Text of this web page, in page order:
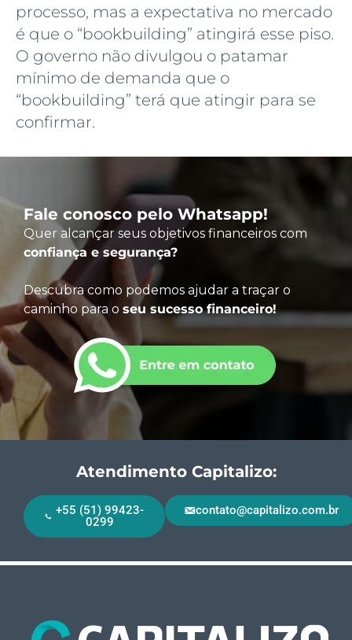
processo, mas a expectativa no mercado
é que o “bookbuilding” atingirá esse piso.
O governo não divulgou o patamar
mínimo de demanda que o
“bookbuilding” terá que atingir para se
confirmar.
Fale conosco pelo Whatsapp!
Quer alcançar seus objetivos financeiros com
confiança e segurança?
Descubra como podemos ajudar a traçar o
caminho para o seu sucesso financeiro!
Atendimento Capitalizo:
+55 (51) 99423-
0299
contato@capitalizo.com.br